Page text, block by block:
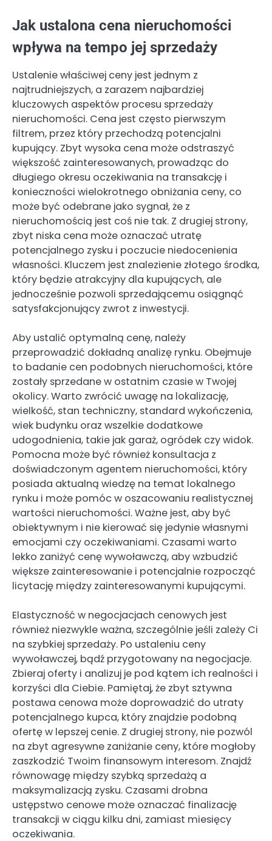
Jak ustalona cena nieruchomości
wpływa na tempo jej sprzedaży
Ustalenie właściwej ceny jest jednym z
najtrudniejszych, a zarazem najbardziej
kluczowych aspektów procesu sprzedaży
nieruchomości. Cena jest często pierwszym
filtrem, przez który przechodzą potencjalni
kupujący. Zbyt wysoka cena może odstraszyć
większość zainteresowanych, prowadząc do
długiego okresu oczekiwania na transakcję i
konieczności wielokrotnego obniżania ceny, co
może być odebrane jako sygnał, że z
nieruchomością jest coś nie tak. Z drugiej strony,
zbyt niska cena może oznaczać utratę
potencjalnego zysku i poczucie niedocenienia
własności. Kluczem jest znalezienie złotego środka,
który będzie atrakcyjny dla kupujących, ale
jednocześnie pozwoli sprzedającemu osiągnąć
satysfakcjonujący zwrot z inwestycji.
Aby ustalić optymalną cenę, należy
przeprowadzić dokładną analizę rynku. Obejmuje
to badanie cen podobnych nieruchomości, które
zostały sprzedane w ostatnim czasie w Twojej
okolicy. Warto zwrócić uwagę na lokalizację,
wielkość, stan techniczny, standard wykończenia,
wiek budynku oraz wszelkie dodatkowe
udogodnienia, takie jak garaż, ogródek czy widok.
Pomocna może być również konsultacja z
doświadczonym agentem nieruchomości, który
posiada aktualną wiedzę na temat lokalnego
rynku i może pomóc w oszacowaniu realistycznej
wartości nieruchomości. Ważne jest, aby być
obiektywnym i nie kierować się jedynie własnymi
emocjami czy oczekiwaniami. Czasami warto
lekko zaniżyć cenę wywoławczą, aby wzbudzić
większe zainteresowanie i potencjalnie rozpocząć
licytację między zainteresowanymi kupującymi.
Elastyczność w negocjacjach cenowych jest
również niezwykle ważna, szczególnie jeśli zależy Ci
na szybkiej sprzedaży. Po ustaleniu ceny
wywoławczej, bądź przygotowany na negocjacje.
Zbieraj oferty i analizuj je pod kątem ich realności i
korzyści dla Ciebie. Pamiętaj, że zbyt sztywna
postawa cenowa może doprowadzić do utraty
potencjalnego kupca, który znajdzie podobną
ofertę w lepszej cenie. Z drugiej strony, nie pozwól
na zbyt agresywne zaniżanie ceny, które mogłoby
zaszkodzić Twoim finansowym interesom. Znajdź
równowagę między szybką sprzedażą a
maksymalizacją zysku. Czasami drobna
ustępstwo cenowe może oznaczać finalizację
transakcji w ciągu kilku dni, zamiast miesięcy
oczekiwania.